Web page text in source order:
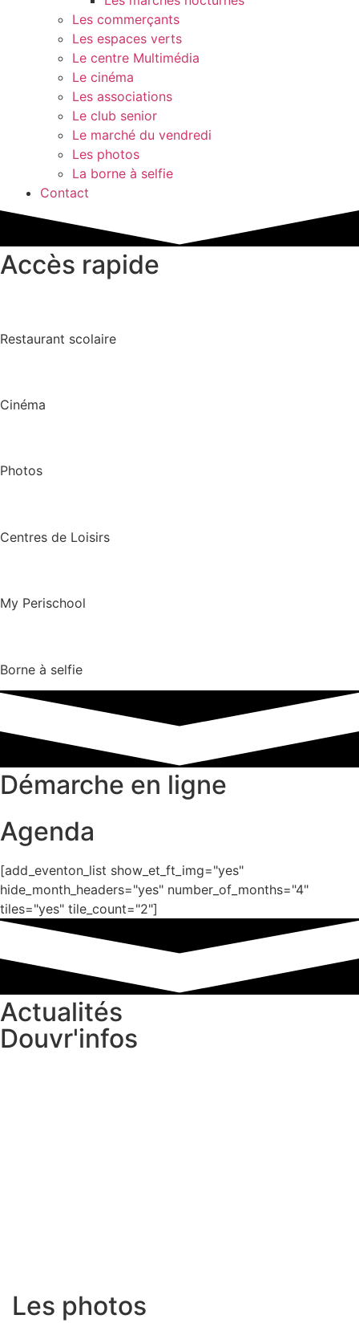
Les commerçants
Les espaces verts
Le centre Multimédia
Le cinéma
Les associations
Le club senior
Le marché du vendredi
Les photos
La borne à selfie
Contact
Accès rapide
Restaurant scolaire
Cinéma
Photos
Centres de Loisirs
My Perischool
Borne à selfie
Démarche en ligne
Agenda
[add_eventon_list show_et_ft_img="yes"
hide_month_headers="yes" number_of_months="4"
tiles="yes" tile_count="2"]
Actualités
Douvr'infos
Les photos